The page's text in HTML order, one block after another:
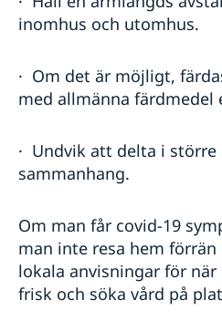
inomhus och utomhus.
· Om det är möjligt,
med allmänna
· Undvik att delta i större
sammanhang.
Om man får covid-19
man inte resa hem
lokala anvisningar för
frisk och söka vård på